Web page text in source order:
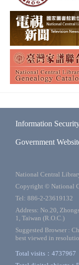
合副組長、臺灣青果
社取締役（董事）、
後復任高雄市米穀部
大力推行皇民化運動
氏祠堂，六堆鄉民精
乃蒐集六堆鄉民忠義
名，用日文撰成《嗚
引起日人重視，六堆
Information
Government
National Central
Copyright © National
Tel: 886-2-23619132
Address: No.20,
1, Taiwan (R.O.C.)
Suggested Browser :
best viewed in
Total visits：4737967